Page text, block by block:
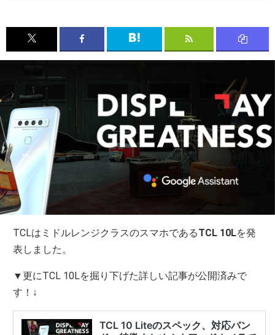
TCLはミドルレンジクラスのスマホであるTCL 10Lを発
表しました。
▼更にTCL 10Lを掘り下げた詳しい記事が公開済みで
す！↓